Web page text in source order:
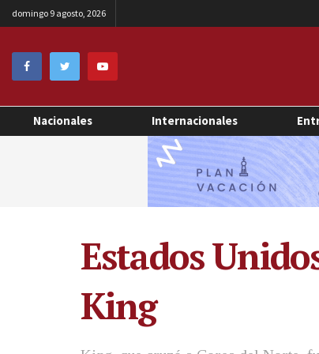
domingo 9 agosto, 2026
Nacionales Internacionales
Estados
King